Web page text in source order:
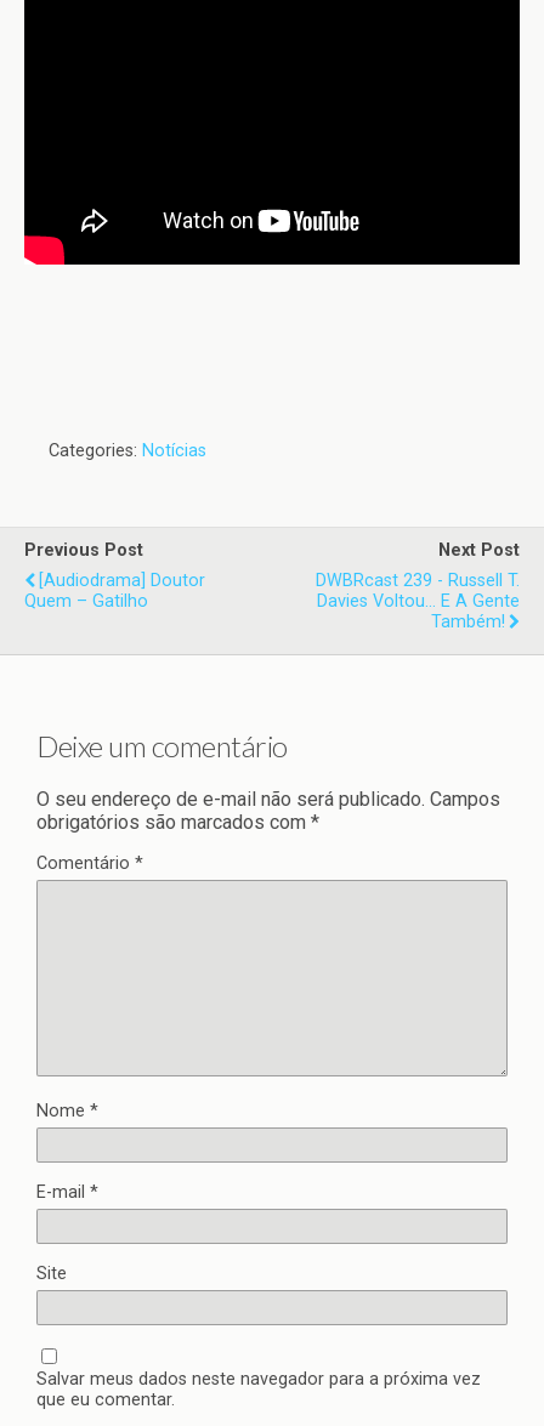
Categories: Notícias
Previous Post
[Audiodrama] Doutor
Quem – Gatilho
Next Post
DWBRcast 239 - Russell T.
Davies Voltou... E A Gente
Também!
Deixe um comentário
O seu endereço de e-mail não será publicado. Campos
obrigatórios são marcados com *
Comentário *
Nome *
E-mail *
Site
Salvar meus dados neste navegador para a próxima vez
que eu comentar.